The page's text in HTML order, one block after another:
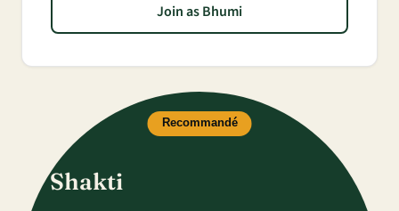
Join as Bhumi
Recommandé
Shakti